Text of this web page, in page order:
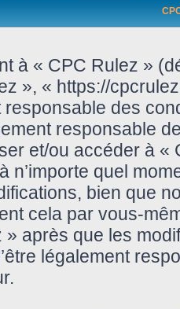
à « CPC Rulez »
», « https://
responsable des
responsable
et/ou accéder à
n’importe quel
bien que
cela par vous-
» après que les
légalement